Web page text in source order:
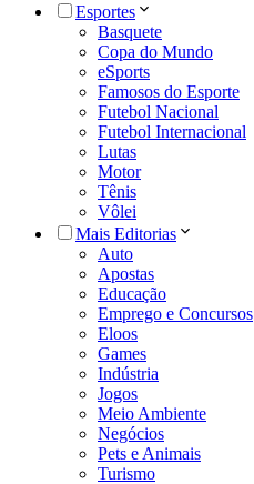
Esportes
Basquete
Copa do Mundo
eSports
Famosos do Esporte
Futebol Nacional
Futebol Internacional
Lutas
Motor
Tênis
Vôlei
Mais Editorias
Auto
Apostas
Educação
Emprego e Concursos
Eloos
Games
Indústria
Jogos
Meio Ambiente
Negócios
Pets e Animais
Turismo